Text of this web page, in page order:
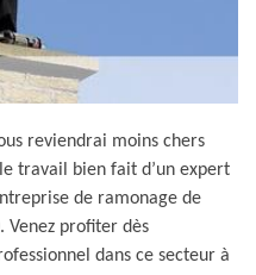
reviendrai moins chers
travail bien fait d’un expert
de ramonage de
Venez profiter dès
dans ce secteur à